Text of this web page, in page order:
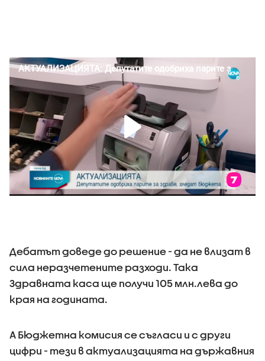
Дебатът доведе до решение - да не влизат в
сила неразчетените разходи. Така
Здравната каса ще получи 105 млн.лева до
края на годината.
А Бюджетна комисия се съгласи и с други
цифри - тези в актуализацията на държавния